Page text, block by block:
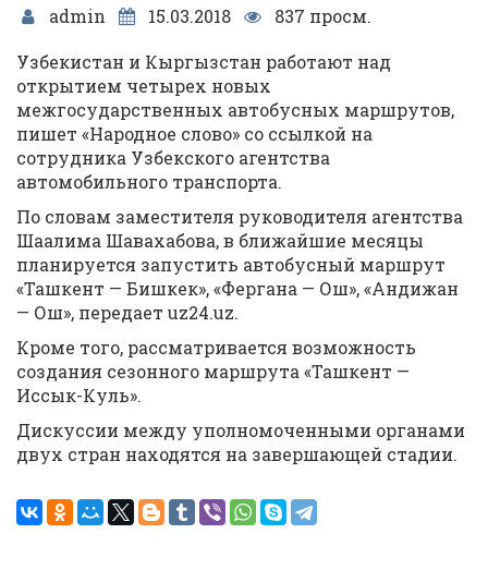
admin 15.03.2018
837 просм.
Узбекистан и Кыргызстан работают над
открытием четырех новых
межгосударственных автобусных маршрутов,
пишет «Народное слово» со ссылкой на
сотрудника Узбекского агентства
автомобильного транспорта.
По словам заместителя руководителя агентства
Шаалима Шавахабова, в ближайшие месяцы
планируется запустить автобусный маршрут
«Ташкент — Бишкек», «Фергана — Ош», «Андижан
— Ош», передает uz24.uz.
Кроме того, рассматривается возможность
создания сезонного маршрута «Ташкент —
Иссык-Куль».
Дискуссии между уполномоченными органами
двух стран находятся на завершающей стадии.